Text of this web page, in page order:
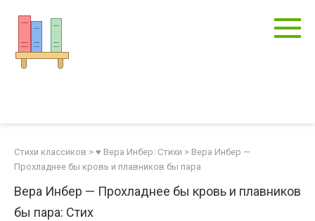
контенту
Стихи классиков > ♥ Вера Инбер: Стихи > Вера Инбер —
Прохладнее бы кровь и плавников бы пара
Вера Инбер — Прохладнее бы кровь и плавников
бы пара: Стих